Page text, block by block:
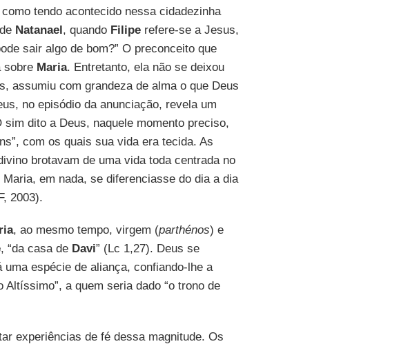
tendo acontecido nessa cidadezinha
Natanael, quando Filiperefere-se a Jesus,
sair algo de bom?” O preconceito que
sobre Maria. Entretanto, ela não se deixou
assumiu com grandeza de alma o que Deus
no episódio da anunciação, revela um
sim dito a Deus, naquele momento preciso,
com os quais sua vida era tecida. As
brotavam de uma vida toda centrada no
em nada, se diferenciasse do dia a dia
2003).
, ao mesmo tempo, virgem (parthénos) e
, “da casa de Davi” (Lc 1,27). Deus se
espécie de aliança, confiando-lhe a
a quem seria dado “o trono de
experiências de fé dessa magnitude. Os